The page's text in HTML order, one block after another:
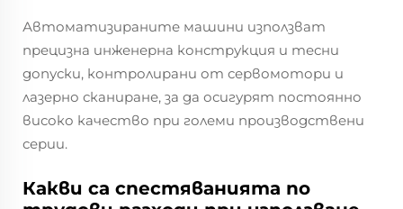
Автоматизираните машини използват
прецизна инженерна конструкция и тесни
допуски, контролирани от сервомотори и
лазерно сканиране, за да осигурят постоянно
високо качество при големи производствени
серии.
Какви са спестяванията по